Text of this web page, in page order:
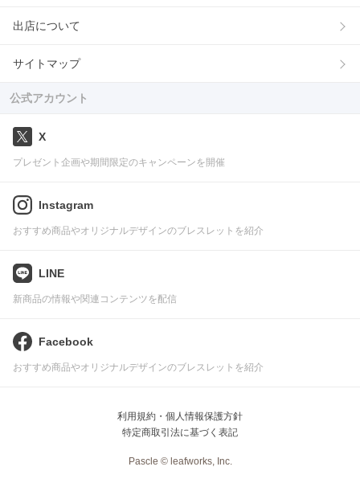
出店について
サイトマップ
公式アカウント
X
プレゼント企画や期間限定のキャンペーンを開催
Instagram
おすすめ商品やオリジナルデザインのブレスレットを紹介
LINE
新商品の情報や関連コンテンツを配信
Facebook
おすすめ商品やオリジナルデザインのブレスレットを紹介
利用規約・個人情報保護方針
特定商取引法に基づく表記
Pascle © leafworks, Inc.